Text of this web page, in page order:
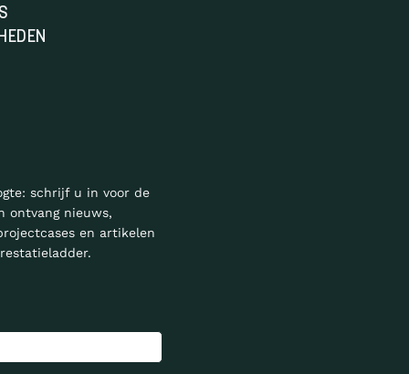
schrijf u in voor de
ontvang nieuws,
en artikelen